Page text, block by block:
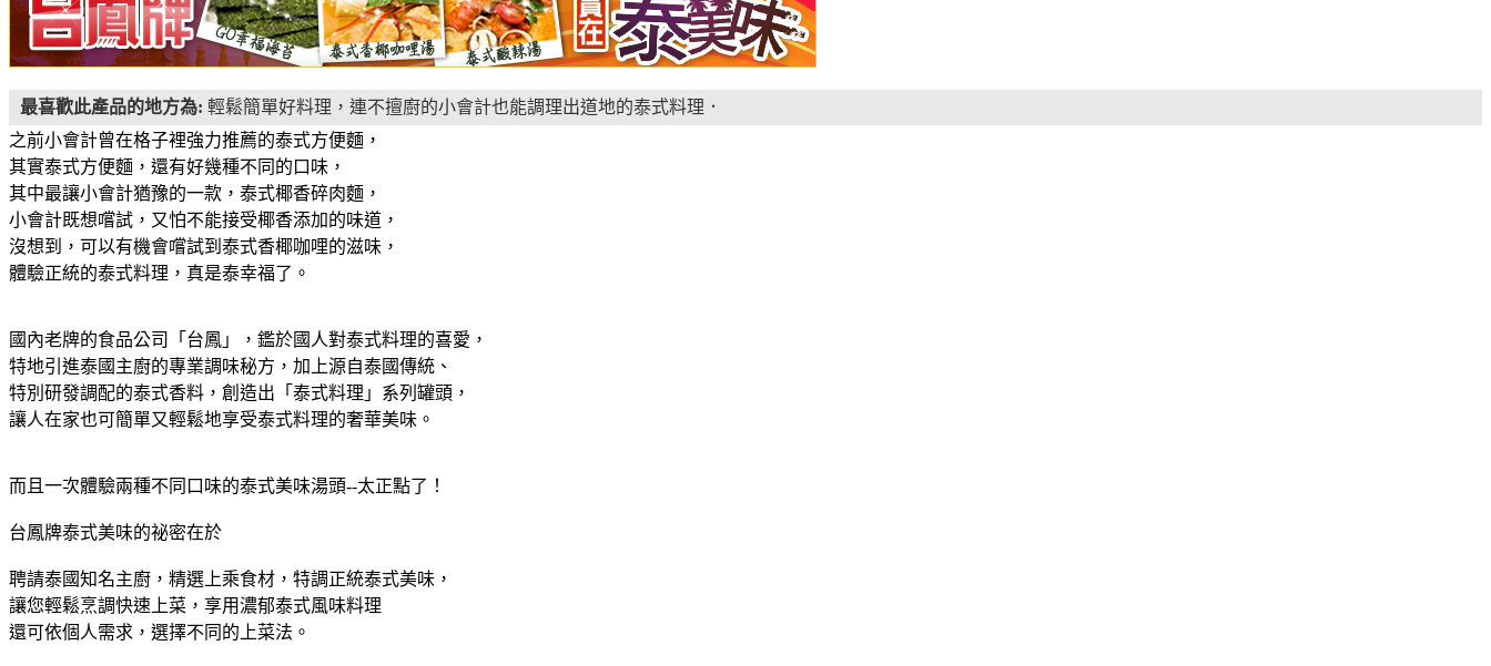
最喜歡此產品的地方為: 輕鬆簡單好料理，連不擅廚的小會計也能調理出道地的泰式料理．
之前小會計曾在格子裡強力推薦的泰式方便麵，
其實泰式方便麵，還有好幾種不同的口味，
其中最讓小會計猶豫的一款，泰式椰香碎肉麵，
小會計既想嚐試，又怕不能接受椰香添加的味道，
沒想到，可以有機會嚐試到泰式香椰咖哩的滋味，
體驗正統的泰式料理，真是泰幸福了。
國內老牌的食品公司「台鳳」，鑑於國人對泰式料理的喜愛，
特地引進泰國主廚的專業調味秘方，加上源自泰國傳統、
特別研發調配的泰式香料，創造出「泰式料理」系列罐頭，
讓人在家也可簡單又輕鬆地享受泰式料理的奢華美味。
而且一次體驗兩種不同口味的泰式美味湯頭--太正點了！
台鳳牌泰式美味的祕密在於
聘請泰國知名主廚，精選上乘食材，特調正統泰式美味，
讓您輕鬆烹調快速上菜，享用濃郁泰式風味料理
還可依個人需求，選擇不同的上菜法。